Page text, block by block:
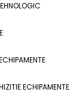
ECHIPAMENTE